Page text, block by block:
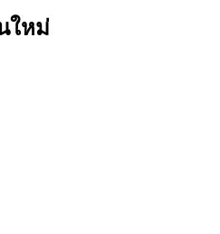
ใหม่